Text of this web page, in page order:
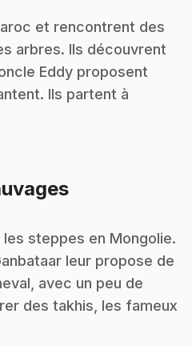
et rencontrent des
arbres. Ils découvrent
Eddy proposent
Ils partent à
.
steppes en Mongolie.
leur propose de
avec un peu de
des takhis, les fameux